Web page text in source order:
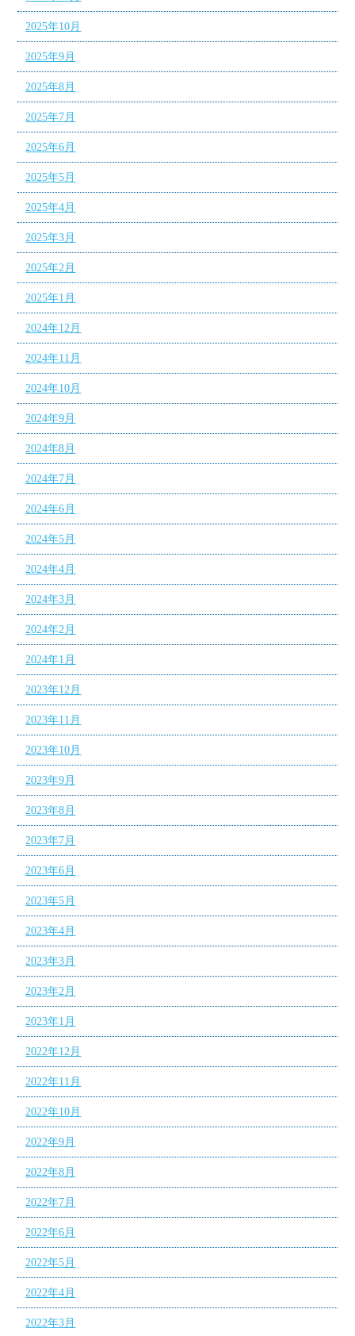
2025年10月
2025年9月
2025年8月
2025年7月
2025年6月
2025年5月
2025年4月
2025年3月
2025年2月
2025年1月
2024年12月
2024年11月
2024年10月
2024年9月
2024年8月
2024年7月
2024年6月
2024年5月
2024年4月
2024年3月
2024年2月
2024年1月
2023年12月
2023年11月
2023年10月
2023年9月
2023年8月
2023年7月
2023年6月
2023年5月
2023年4月
2023年3月
2023年2月
2023年1月
2022年12月
2022年11月
2022年10月
2022年9月
2022年8月
2022年7月
2022年6月
2022年5月
2022年4月
2022年3月